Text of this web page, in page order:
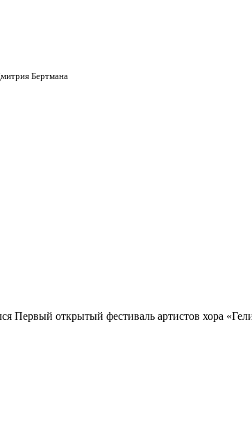
Бертмана
Первый открытый фестиваль артистов хора